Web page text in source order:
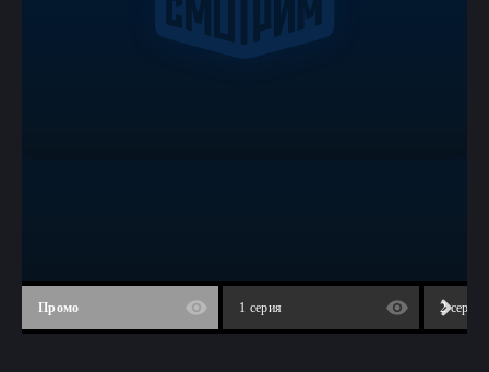
Промо 1 серия 2 серия